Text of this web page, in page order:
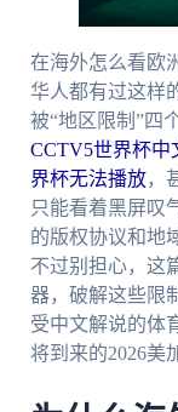
在海外怎么看欧
华人都有过这样
被“地区限制”
CCTV5世界杯中
界杯无法播放，
只能看着黑屏叹
的版权协议和地
不过别担心，这
器，破解这些限
受中文解说的体
将到来的2026美